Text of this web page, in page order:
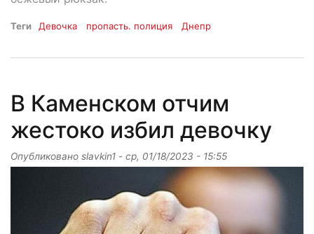
Теги Девочка пропасть. полиция Днепр
В Каменском отчим
жестоко избил девочку
Опубликовано slavkin1 - ср, 01/18/2023 - 15:55